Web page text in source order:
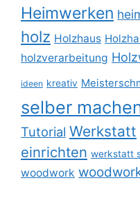
Heimwerken
holz Holzhaus
holzverarbeitung
ideen kreativ
selber
Tutorial Werkstatt
einrichten werkstatt
woodwork